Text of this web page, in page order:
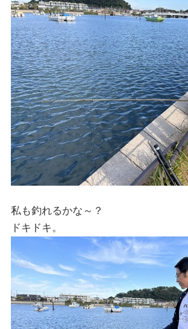
私も釣れるかな～？
ドキドキ。